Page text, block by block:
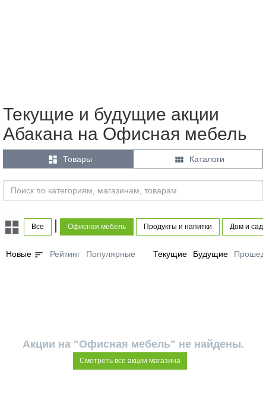
Текущие и будущие акции
Абакана на Офисная мебель
 Товары  Каталоги
Все Офисная мебель Продукты и напитки Дом и сад
Новые sort Рейтинг Популярные Текущие Будущие
Акции на "Офисная мебель" не найдены.
Смотреть все акции магазина